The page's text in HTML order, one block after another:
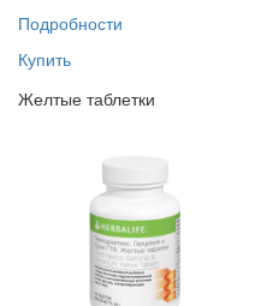
Подробности
Купить
Желтые таблетки